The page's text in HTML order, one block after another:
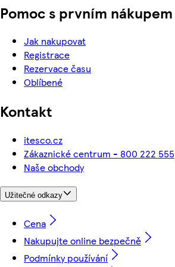
Pomoc s prvním nákupem
Jak nakupovat
Registrace
Rezervace času
Oblíbené
Kontakt
itesco.cz
Zákaznické centrum - 800 222 555
Naše obchody
Užitečné odkazy
Cena
Nakupujte online bezpečně
Podmínky používání